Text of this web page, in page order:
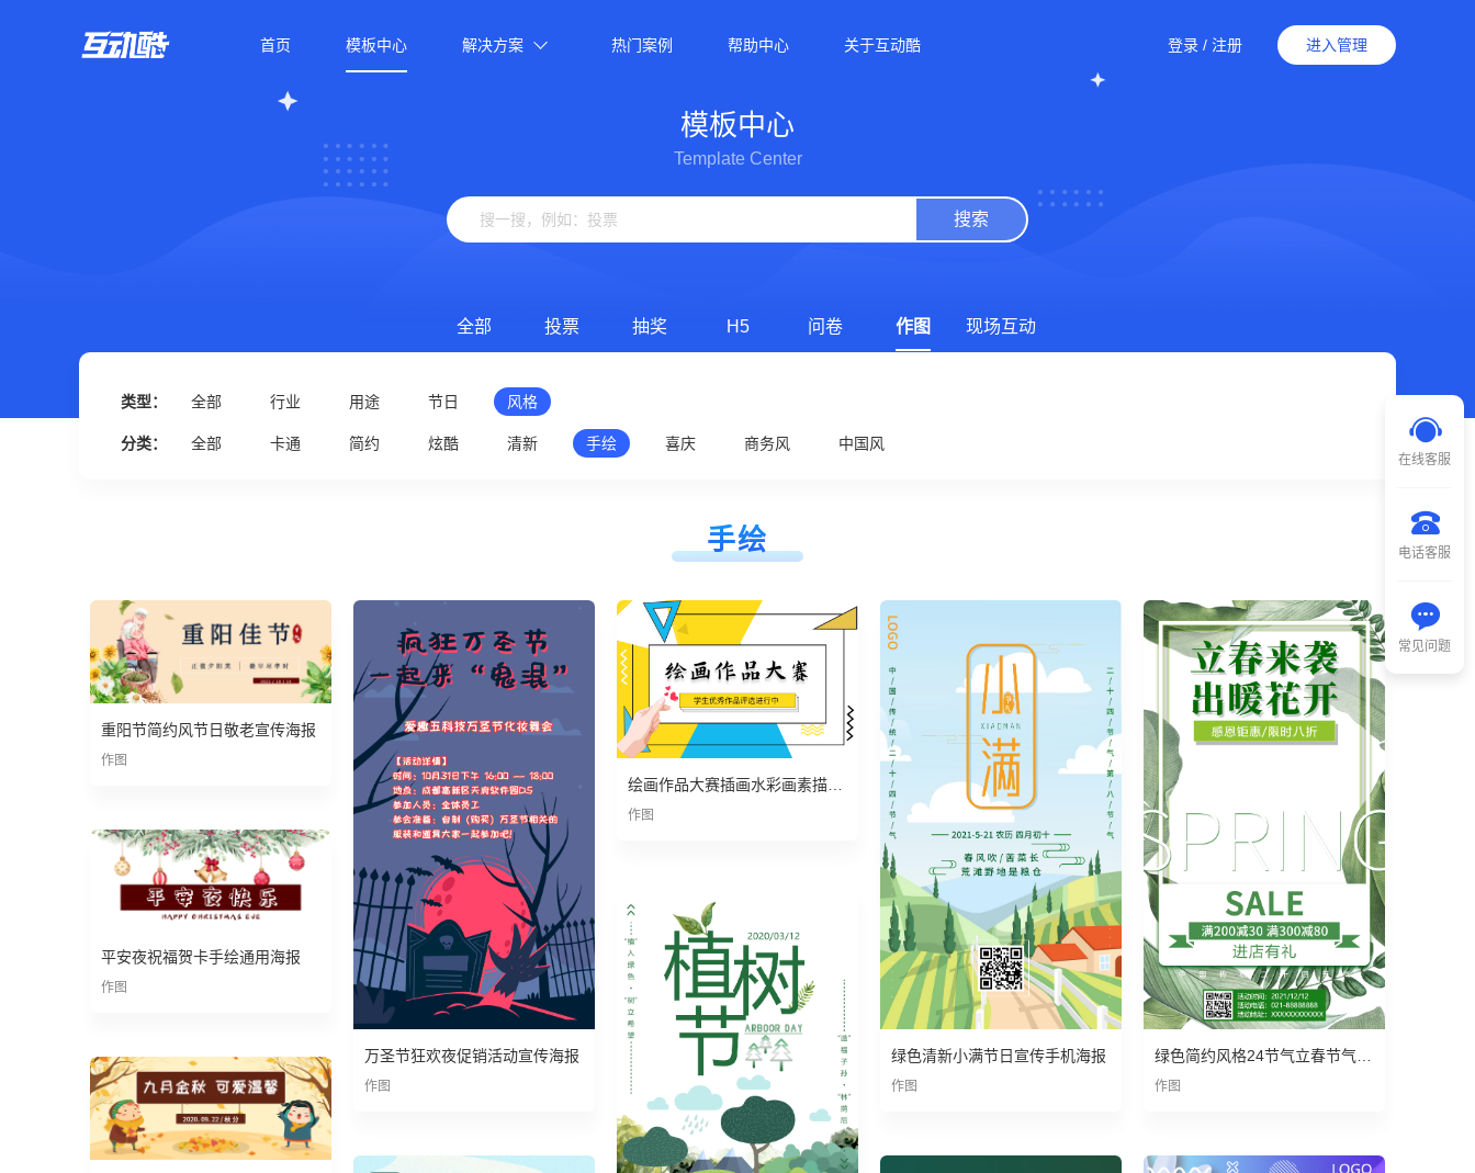
首页 模板中心 解决方案 热门案例 帮助中心 关于互动酷 登录 / 注册 进入管理
模板中心
Template Center
搜索
全部 投票 抽奖 H5 问卷 作图 现场互动
类型： 全部 行业 用途 节日 风格
分类： 全部 卡通 简约 炫酷 清新 手绘 喜庆 商务风 中国风
手绘
重阳节简约风节日敬老宣传海报
作图
万圣节狂欢夜促销活动宣传海报
作图
作图
绿色清新小满节日宣传手机海报
作图 作图
平安夜祝福贺卡手绘通用海报
作图
在线客服
电话客服
常见问题